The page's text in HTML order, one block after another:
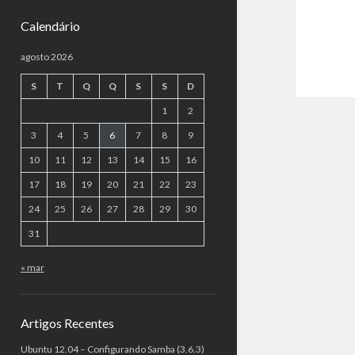
Calendário
agosto 2026
S T Q Q S S D
1 2
3 4 5 6 7 8 9
10 11 12 13 14 15 16
17 18 19 20 21 22 23
24 25 26 27 28 29 30
31
« mar
Artigos Recentes
Ubuntu 12.04 – Configurando Samba (3.6.3)